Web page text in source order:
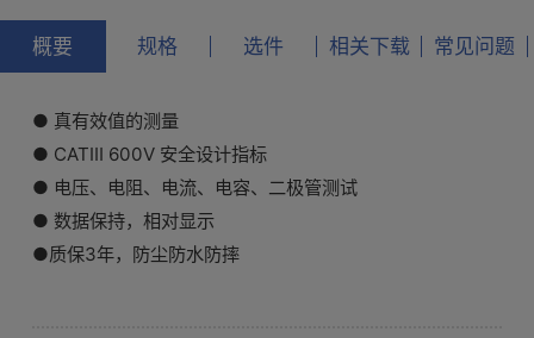
概要 规格 选件 相关下载 常见问题
● 真有效值的测量
● CATⅢ 600V 安全设计指标
● 电压、电阻、电流、电容、二极管测试
● 数据保持，相对显示
●质保3年，防尘防水防摔